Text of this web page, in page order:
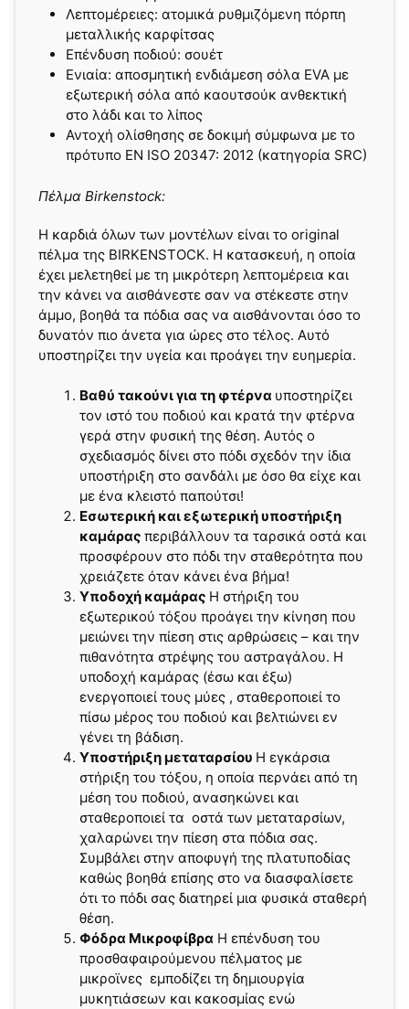
Λεπτομέρειες: ατομικά ρυθμιζόμενη πόρπη
μεταλλικής καρφίτσας
Επένδυση ποδιού: σουέτ
Ενιαία: αποσμητική ενδιάμεση σόλα EVA με
εξωτερική σόλα από καουτσούκ ανθεκτική
στο λάδι και το λίπος
Αντοχή ολίσθησης σε δοκιμή σύμφωνα με το
πρότυπο EN ISO 20347: 2012 (κατηγορία SRC)
Πέλμα Birkenstock:
Η καρδιά όλων των μοντέλων είναι το original
πέλμα της BIRKENSTOCK. Η κατασκευή, η οποία
έχει μελετηθεί με τη μικρότερη λεπτομέρεια και
την κάνει να αισθάνεστε σαν να στέκεστε στην
άμμο, βοηθά τα πόδια σας να αισθάνονται όσο το
δυνατόν πιο άνετα για ώρες στο τέλος. Αυτό
υποστηρίζει την υγεία και προάγει την ευημερία.
Βαθύ τακούνι για τη φτέρνα υποστηρίζει
τον ιστό του ποδιού και κρατά την φτέρνα
γερά στην φυσική της θέση. Αυτός ο
σχεδιασμός δίνει στο πόδι σχεδόν την ίδια
υποστήριξη στο σανδάλι με όσο θα είχε και
με ένα κλειστό παπούτσι!
Εσωτερική και εξωτερική υποστήριξη
καμάρας περιβάλλουν τα ταρσικά οστά και
προσφέρουν στο πόδι την σταθερότητα που
χρειάζετε όταν κάνει ένα βήμα!
Υποδοχή καμάρας Η στήριξη του
εξωτερικού τόξου προάγει την κίνηση που
μειώνει την πίεση στις αρθρώσεις – και την
πιθανότητα στρέψης του αστραγάλου. Η
υποδοχή καμάρας (έσω και έξω)
ενεργοποιεί τους μύες , σταθεροποιεί το
πίσω μέρος του ποδιού και βελτιώνει εν
γένει τη βάδιση.
Υποστήριξη μεταταρσίου Η εγκάρσια
στήριξη του τόξου, η οποία περνάει από τη
μέση του ποδιού, ανασηκώνει και
σταθεροποιεί τα οστά των μεταταρσίων,
χαλαρώνει την πίεση στα πόδια σας.
Συμβάλει στην αποφυγή της πλατυποδίας
καθώς βοηθά επίσης στο να διασφαλίσετε
ότι το πόδι σας διατηρεί μια φυσικά σταθερή
θέση.
Φόδρα Μικροφίβρα Η επένδυση του
προσθαφαιρούμενου πέλματος με
μικροϊνες εμποδίζει τη δημιουργία
μυκητιάσεων και κακοσμίας ενώ